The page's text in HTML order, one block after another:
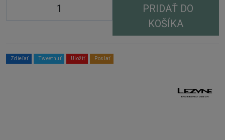
PRIDAŤ DO
KOŠÍKA
Zdieľať Tweetnuť Uložiť Poslať